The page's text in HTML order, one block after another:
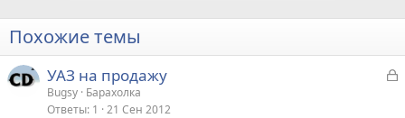
Похожие темы
З
УАЗ на продажу
Bugsy Барахолка
Ответы 1 21 Сен 2012